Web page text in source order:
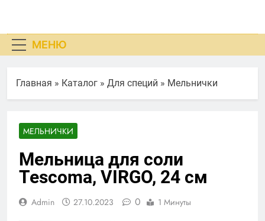
МЕНЮ
Главная » Каталог » Для специй » Мельнички
МЕЛЬНИЧКИ
Мельница для соли
Tescoma, VIRGO, 24 cм
Admin 27.10.2023 0 1 Минуты